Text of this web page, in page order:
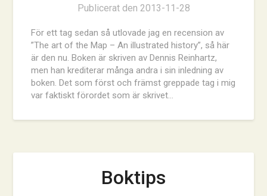
Publicerat den 2013-11-28
För ett tag sedan så utlovade jag en recension av
”The art of the Map – An illustrated history”, så här
är den nu. Boken är skriven av Dennis Reinhartz,
men han krediterar många andra i sin inledning av
boken. Det som först och främst greppade tag i mig
var faktiskt förordet som är skrivet…
Boktips